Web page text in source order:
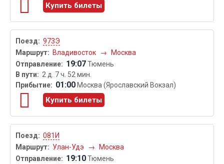
Купить билеты
973Э
Владивосток
→ Москва
19:07Тюмень
2 д. 7 ч. 52 мин.
01:00 Москва (Ярославский Вокзал)
Купить билеты
081И
Улан-Удэ
→ Москва
19:10Тюмень